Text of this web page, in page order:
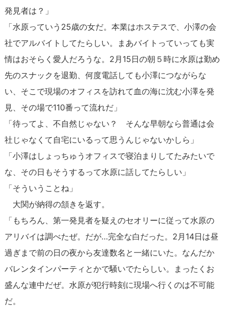
発見者は？」
「水原っていう25歳の女だ。本業はホステスで、小澤の会
社でアルバイトしてたらしい。まあバイトっていっても実
情はおそらく愛人だろうな。2月15日の朝５時に水原は勤め
先のスナックを退勤、何度電話しても小澤につながらな
い、そこで現場のオフィスを訪れて血の海に沈む小澤を発
見、その場で110番って流れだ」
「待ってよ、不自然じゃない？ そんな早朝なら普通は会
社じゃなくて自宅にいるって思うんじゃないかしら」
「小澤はしょっちゅうオフィスで寝泊まりしてたみたいで
な、その日もそうするって水原に話してたらしい」
「そういうことね」
大関が納得の頷きを返す。
「もちろん、第一発見者を疑えのセオリーに従って水原の
アリバイは調べたぜ。だが…完全な白だった。2月14日は昼
過ぎまで前の日の夜から友達数名と一緒にいた。なんだか
バレンタインパーティとかで騒いでたらしい。まったくお
盛んな連中だぜ。水原が犯行時刻に現場へ行くのは不可能
だ。